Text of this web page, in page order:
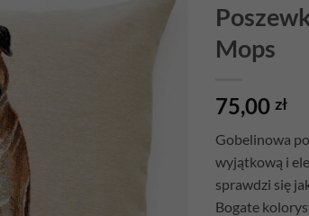
Mops
75,00 zł
Gobelinowa
wyjątkową i
sprawdzi się
Bogate